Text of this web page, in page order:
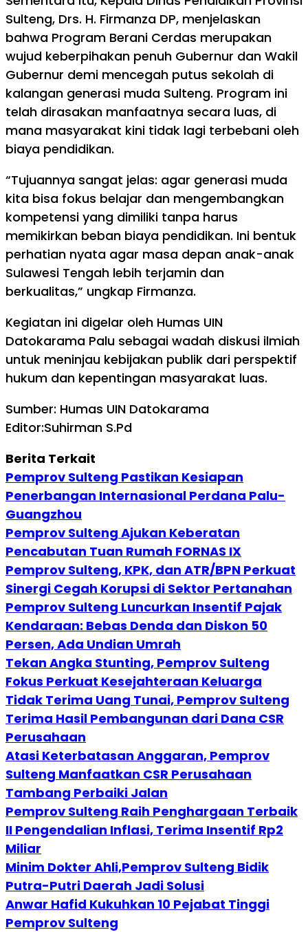
Sulteng, Drs. H. Firmanza DP, menjelaskan
bahwa Program Berani Cerdas merupakan
wujud keberpihakan penuh Gubernur dan Wakil
Gubernur demi mencegah putus sekolah di
kalangan generasi muda Sulteng. Program ini
telah dirasakan manfaatnya secara luas, di
mana masyarakat kini tidak lagi terbebani oleh
biaya pendidikan.
“Tujuannya sangat jelas: agar generasi muda
kita bisa fokus belajar dan mengembangkan
kompetensi yang dimiliki tanpa harus
memikirkan beban biaya pendidikan. Ini bentuk
perhatian nyata agar masa depan anak-anak
Sulawesi Tengah lebih terjamin dan
berkualitas,” ungkap Firmanza.
Kegiatan ini digelar oleh Humas UIN
Datokarama Palu sebagai wadah diskusi ilmiah
untuk meninjau kebijakan publik dari perspektif
hukum dan kepentingan masyarakat luas.
Sumber: Humas UIN Datokarama
Editor:Suhirman S.Pd
Berita Terkait
Pemprov Sulteng Pastikan Kesiapan
Penerbangan Internasional Perdana Palu-
Guangzhou
Pemprov Sulteng Ajukan Keberatan
Pencabutan Tuan Rumah FORNAS IX
Pemprov Sulteng, KPK, dan ATR/BPN Perkuat
Sinergi Cegah Korupsi di Sektor Pertanahan
Pemprov Sulteng Luncurkan Insentif Pajak
Kendaraan: Bebas Denda dan Diskon 50
Persen, Ada Undian Umrah
Tekan Angka Stunting, Pemprov Sulteng
Fokus Perkuat Kesejahteraan Keluarga
Tidak Terima Uang Tunai, Pemprov Sulteng
Terima Hasil Pembangunan dari Dana CSR
Perusahaan
Atasi Keterbatasan Anggaran, Pemprov
Sulteng Manfaatkan CSR Perusahaan
Tambang Perbaiki Jalan
Pemprov Sulteng Raih Penghargaan Terbaik
II Pengendalian Inflasi, Terima Insentif Rp2
Miliar
Minim Dokter Ahli,Pemprov Sulteng Bidik
Putra-Putri Daerah Jadi Solusi
Anwar Hafid Kukuhkan 10 Pejabat Tinggi
Pemprov Sulteng